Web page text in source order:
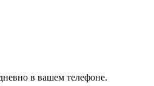
в вашем телефоне.